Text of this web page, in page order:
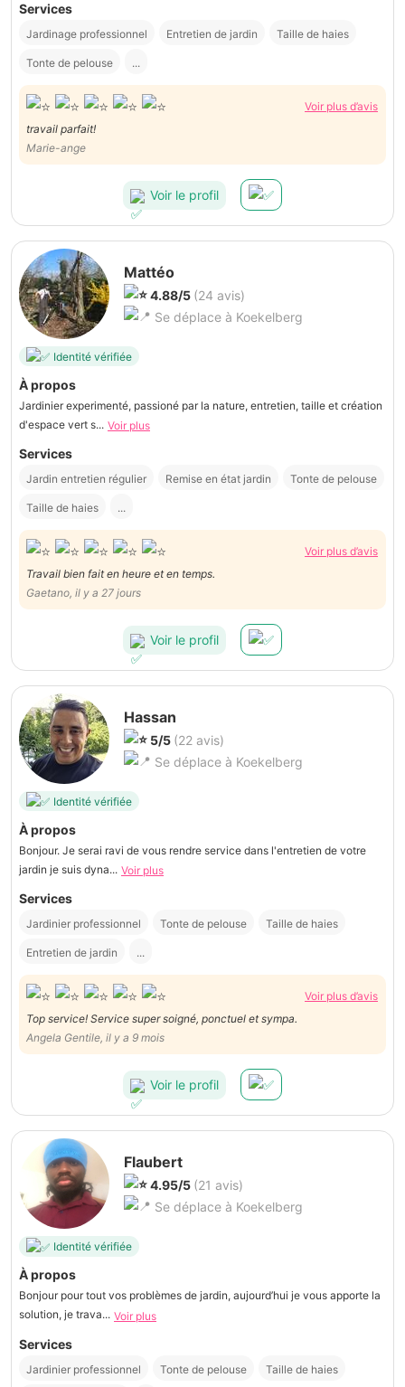
Services
Jardinage professionnel Entretien de jardin Taille de haies
Tonte de pelouse ...
Voir plus d’avis
travail parfait!
Marie-ange
Voir le profil
Mattéo
4.88/5 (24 avis)
Se déplace à Koekelberg
Identité vérifiée
À propos
Jardinier experimenté, passioné par la nature, entretien, taille et création
d'espace vert s... Voir plus
Services
Jardin entretien régulier Remise en état jardin Tonte de pelouse
Taille de haies ...
Voir plus d’avis
Travail bien fait en heure et en temps.
Gaetano, il y a 27 jours
Voir le profil
Hassan
5/5 (22 avis)
Se déplace à Koekelberg
Identité vérifiée
À propos
Bonjour. Je serai ravi de vous rendre service dans l'entretien de votre
jardin je suis dyna... Voir plus
Services
Jardinier professionnel Tonte de pelouse Taille de haies
Entretien de jardin ...
Voir plus d’avis
Top service! Service super soigné, ponctuel et sympa.
Angela Gentile, il y a 9 mois
Voir le profil
Flaubert
4.95/5 (21 avis)
Se déplace à Koekelberg
Identité vérifiée
À propos
Bonjour pour tout vos problèmes de jardin, aujourd’hui je vous apporte la
solution, je trava... Voir plus
Services
Jardinier professionnel Tonte de pelouse Taille de haies